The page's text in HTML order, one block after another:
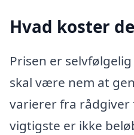
Hvad koster
Prisen er
skal være nem at
varierer fra rådgiver
vigtigste er ikke